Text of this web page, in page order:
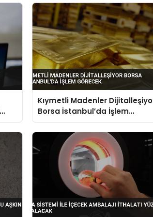
Kıymetli Madenler
Borsa İstanbul’da İşlem
Görecek